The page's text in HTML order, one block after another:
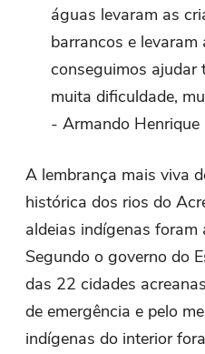
águas levaram as
barrancos e levaram
conseguimos ajudar
muita dificuldade,
- Armando Henrique
A lembrança mais viva
histórica dos rios do
aldeias indígenas foram
Segundo o governo do
das 22 cidades
de emergência e pelo
indígenas do interior